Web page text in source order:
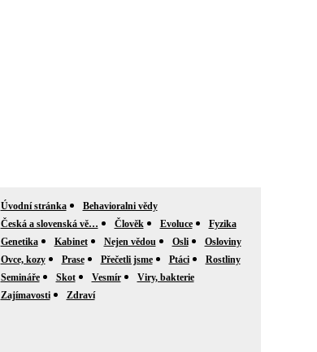
Úvodní stránka
Behavioralni vědy
Česká a slovenská vě…
Člověk Evoluce
Fyzika
Genetika
Kabinet Nejen vědou Osli
Osloviny
Ovce, kozy
Prase Přečetli jsme Ptáci
Rostliny
Semináře
Skot Vesmír
Viry, bakterie
Zajímavosti
Zdraví